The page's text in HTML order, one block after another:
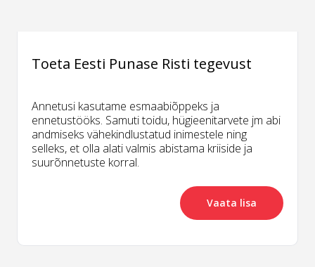
Toeta Eesti Punase Risti tegevust
Annetusi kasutame esmaabiõppeks ja
ennetustööks. Samuti toidu, hügieenitarvete jm abi
andmiseks vähekindlustatud inimestele ning
selleks, et olla alati valmis abistama kriiside ja
suurõnnetuste korral.
Vaata lisa